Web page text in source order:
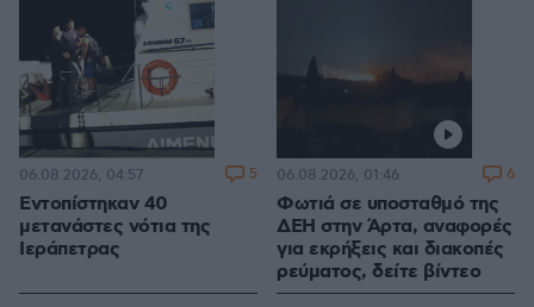
Εντοπίστηκαν 40
μετανάστες νότια της
Ιεράπετρας
06.08.2026, 04:57 5
Φωτιά σε υποσταθμό της
ΔΕΗ στην Άρτα, αναφορές
για εκρήξεις και διακοπές
ρεύματος, δείτε βίντεο
06.08.2026, 01:46 6